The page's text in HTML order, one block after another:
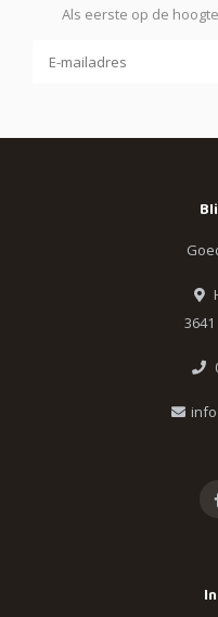
Als eerste op de